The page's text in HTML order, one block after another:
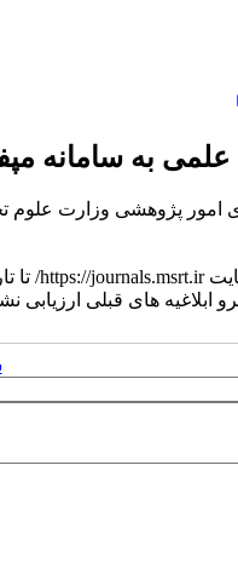
به سامانه مپفا تا